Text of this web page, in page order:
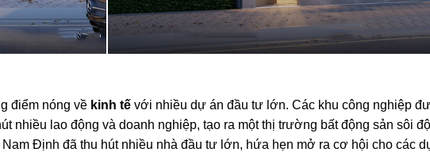
điểm nóng về kinh tế với nhiều dự án đầu tư lớn. Các khu công nghiệp
nhiều lao động và doanh nghiệp, tạo ra một thị trường bất động sản sôi
Định đã thu hút nhiều nhà đầu tư lớn, hứa hẹn mở ra cơ hội cho các